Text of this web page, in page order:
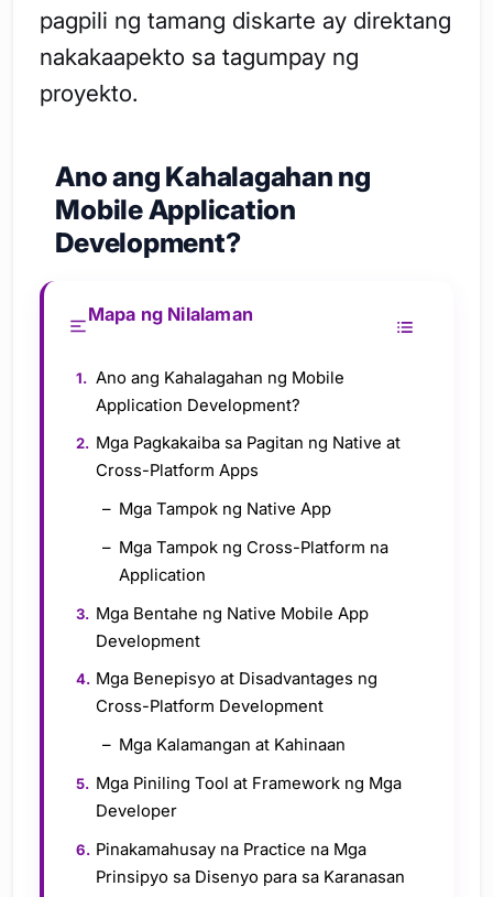
pagpili ng tamang diskarte ay direktang
nakakaapekto sa tagumpay ng
proyekto.
Ano ang Kahalagahan ng
Mobile Application
Development?
Mapa ng Nilalaman
Ano ang Kahalagahan ng Mobile
Application Development?
Mga Pagkakaiba sa Pagitan ng Native at
Cross-Platform Apps
Mga Tampok ng Native App
Mga Tampok ng Cross-Platform na
Application
Mga Bentahe ng Native Mobile App
Development
Mga Benepisyo at Disadvantages ng
Cross-Platform Development
Mga Kalamangan at Kahinaan
Mga Piniling Tool at Framework ng Mga
Developer
Pinakamahusay na Practice na Mga
Prinsipyo sa Disenyo para sa Karanasan